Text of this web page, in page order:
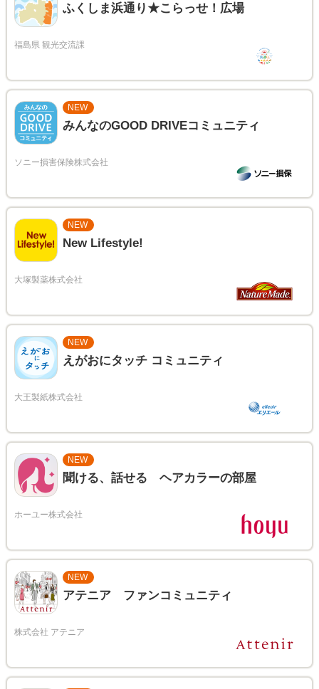
ふくしま浜通り★こらっせ！広場
NEW
みんなのGOOD DRIVEコミュニティ
NEW
New Lifestyle!
NEW
えがおにタッチ コミュニティ
NEW
聞ける、話せる ヘアカラーの部屋
NEW
アテニア ファンコミュニティ